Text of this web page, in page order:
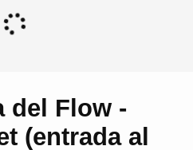
del Flow -
(entrada al